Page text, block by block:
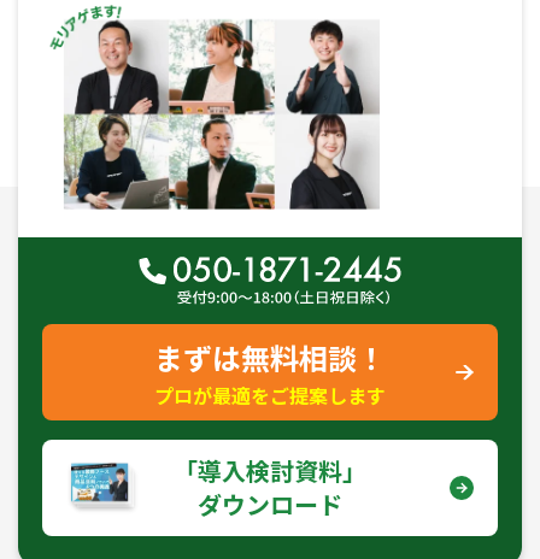
まずは無料相談！
プロが最適をご提案します
｢導入検討資料｣
ダウンロード